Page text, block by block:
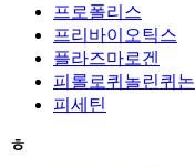
프로폴리스
프리바이오틱스
플라즈마로겐
피롤로퀴놀린퀴논
피세틴
ㅎ